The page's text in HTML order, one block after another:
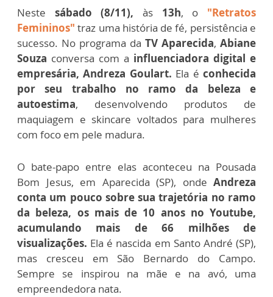
Neste sábado (8/11), às 13h, o "Retratos
Femininos" traz uma história de fé, persistência e
sucesso. No programa da TV Aparecida, Abiane
Souza conversa com a influenciadora digital e
empresária, Andreza Goulart. Ela éconhecida
por seu trabalho no ramo da beleza e
autoestima, desenvolvendo produtos de
maquiagem e skincare voltados para mulheres
com foco em pele madura.
O bate-papo entre elas aconteceu na Pousada
Bom Jesus, em Aparecida (SP), onde Andreza
conta um pouco sobre sua trajetória no ramo
da beleza, os mais de 10 anos no Youtube,
acumulando mais de 66 milhões de
visualizações. Ela é nascida em Santo André (SP),
mas cresceu em São Bernardo do Campo.
Sempre se inspirou na mãe e na avó, uma
empreendedora nata.